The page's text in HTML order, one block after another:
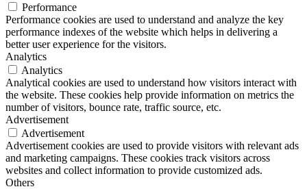
Performance
Performance cookies are used to understand and analyze the key
performance indexes of the website which helps in delivering a
better user experience for the visitors.
Analytics
Analytics
Analytical cookies are used to understand how visitors interact with
the website. These cookies help provide information on metrics the
number of visitors, bounce rate, traffic source, etc.
Advertisement
Advertisement
Advertisement cookies are used to provide visitors with relevant ads
and marketing campaigns. These cookies track visitors across
websites and collect information to provide customized ads.
Others